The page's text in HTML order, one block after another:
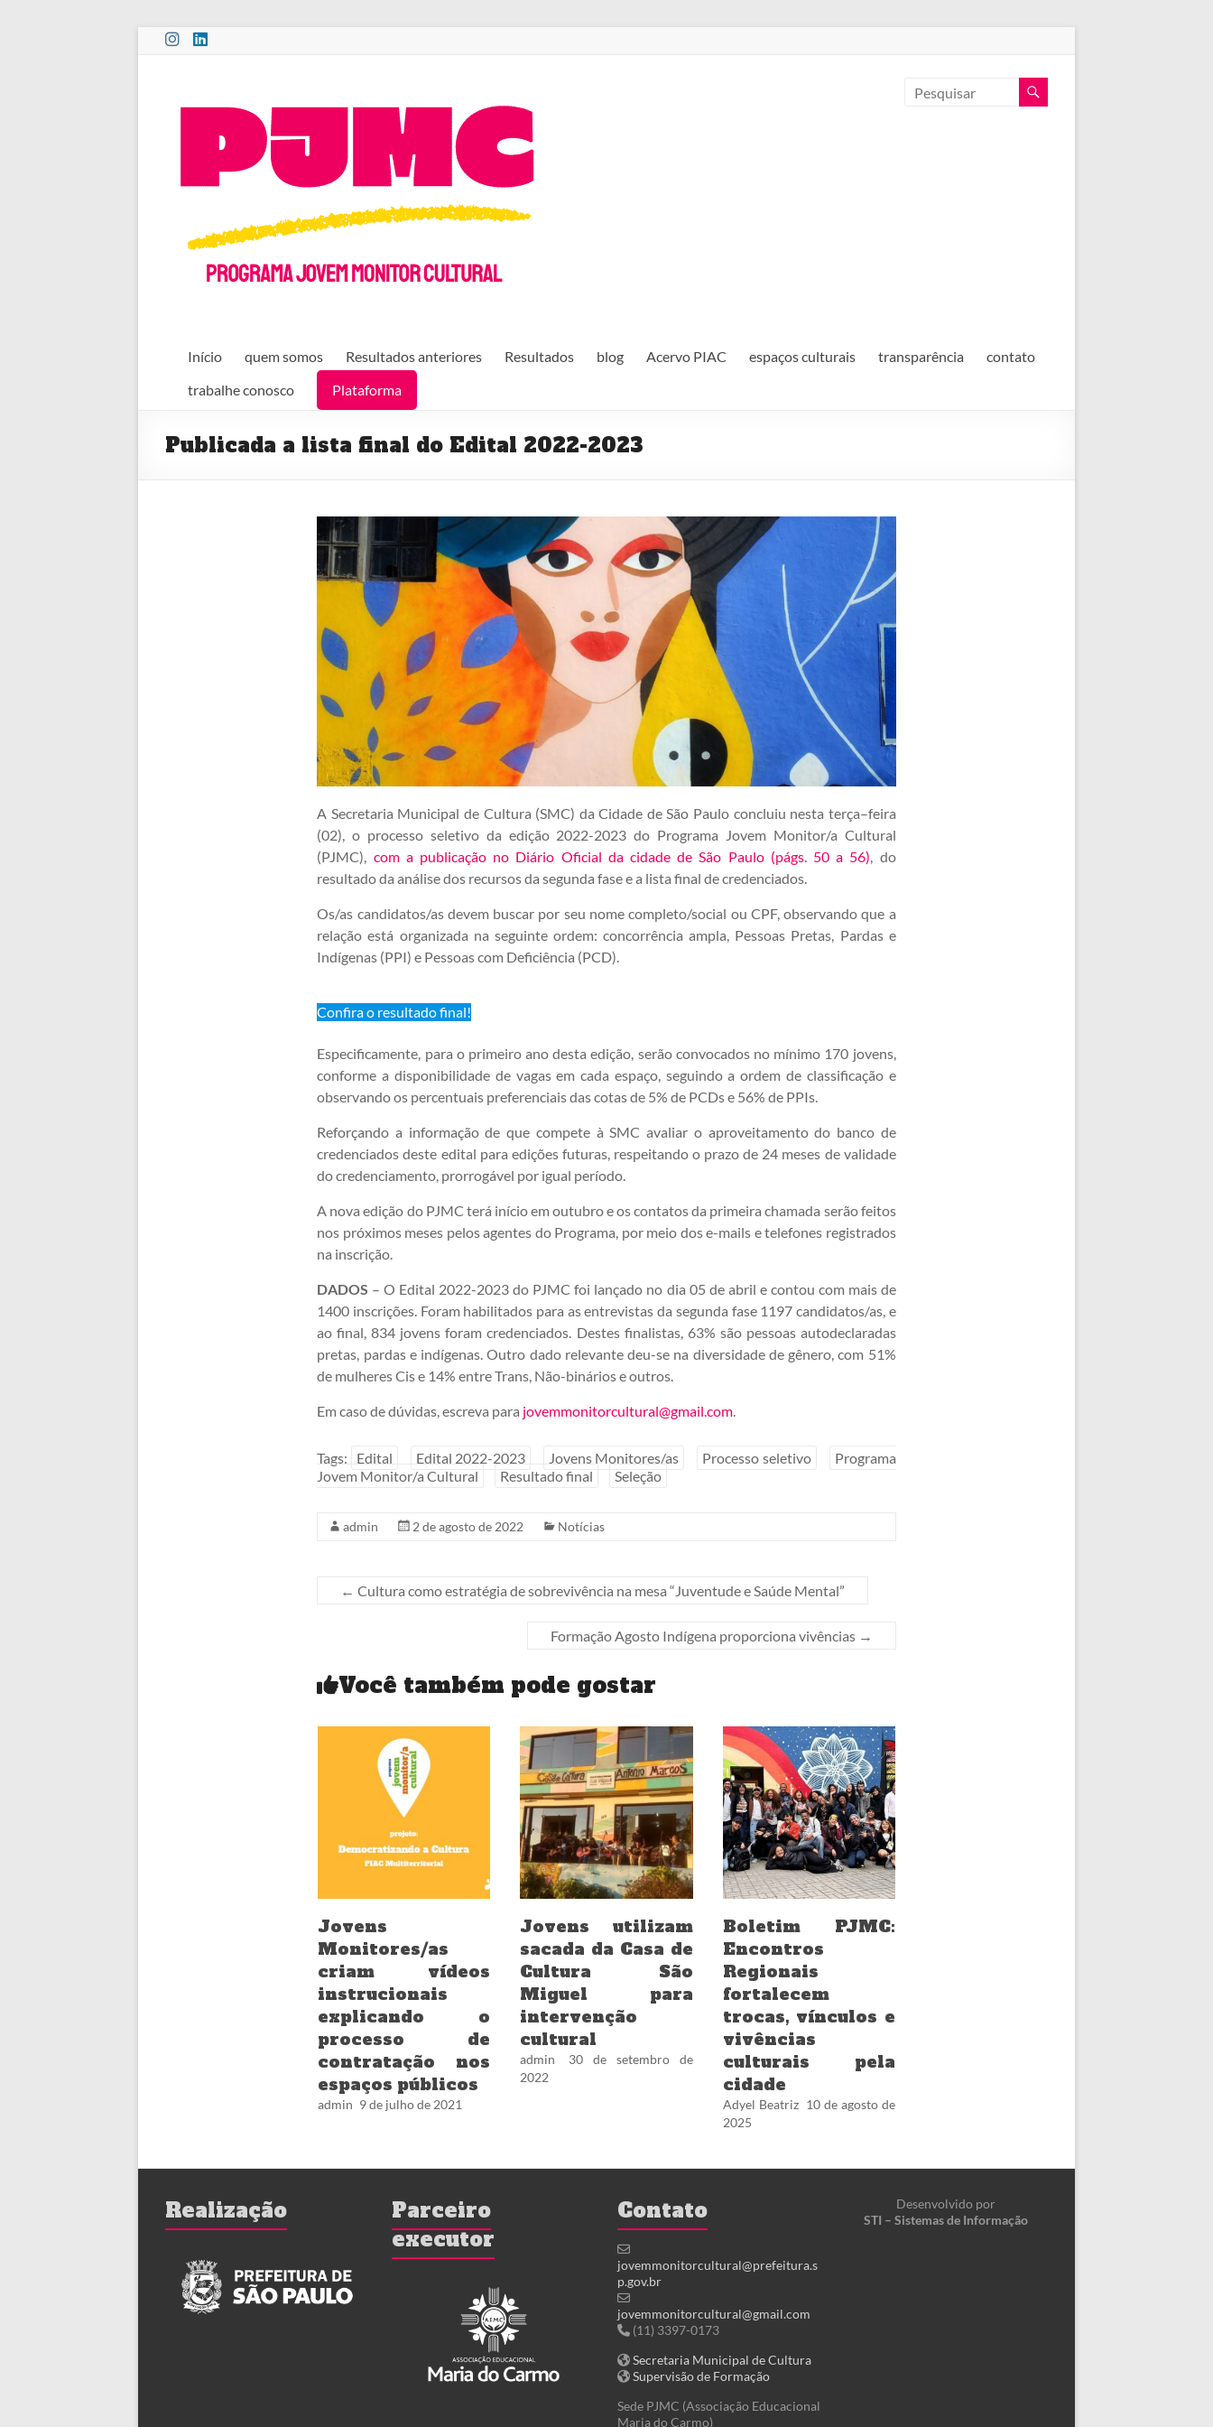
Pular
JOVEM
MONITOR
CULTURAL
Início quem somos Resultados anteriores Resultados blog Acervo PIAC espaços culturais transparência
contato
trabalhe conosco
Plataforma
Publicada a lista final do Edital 2022-2023
A Secretaria Municipal de Cultura (SMC) da Cidade de São Paulo concluiu nesta terça–feira
(02), o processo seletivo da edição 2022-2023 do Programa Jovem Monitor/a Cultural
(PJMC), com a publicação no Diário Oficial da cidade de São Paulo (págs. 50 a 56), do
resultado da análise dos recursos da segunda fase e a lista final de credenciados.
Os/as candidatos/as devem buscar por seu nome completo/social ou CPF, observando que a
relação está organizada na seguinte ordem: concorrência ampla, Pessoas Pretas, Pardas e
Indígenas (PPI) e Pessoas com Deficiência (PCD).
Confira o resultado final!
Especificamente, para o primeiro ano desta edição, serão convocados no mínimo 170 jovens,
conforme a disponibilidade de vagas em cada espaço, seguindo a ordem de classificação e
observando os percentuais preferenciais das cotas de 5% de PCDs e 56% de PPIs.
Reforçando a informação de que compete à SMC avaliar o aproveitamento do banco de
credenciados deste edital para edições futuras, respeitando o prazo de 24 meses de validade
do credenciamento, prorrogável por igual período.
A nova edição do PJMC terá início em outubro e os contatos da primeira chamada serão feitos
nos próximos meses pelos agentes do Programa, por meio dos e-mails e telefones registrados
na inscrição.
DADOS – O Edital 2022-2023 do PJMC foi lançado no dia 05 de abril e contou com mais de
1400 inscrições. Foram habilitados para as entrevistas da segunda fase 1197 candidatos/as, e
ao final, 834 jovens foram credenciados. Destes finalistas, 63% são pessoas autodeclaradas
pretas, pardas e indígenas. Outro dado relevante deu-se na diversidade de gênero, com 51%
de mulheres Cis e 14% entre Trans, Não-binários e outros.
Em caso de dúvidas, escreva para jovemmonitorcultural@gmail.com.
Tags: Edital Edital 2022-2023 Jovens Monitores/as Processo seletivo
Programa
Jovem Monitor/a Cultural
Resultado final Seleção
admin 2 de agosto de 2022 Notícias
← Cultura como estratégia de sobrevivência na mesa “Juventude e Saúde Mental”
Formação Agosto Indígena proporciona vivências →
Você também pode gostar
Jovens
Monitores/as
criam vídeos
instrucionais
explicando o
processo de
contratação nos
espaços públicos
admin 9 de julho de 2021
Jovens utilizam
sacada da Casa de
Cultura São
Miguel para
intervenção
cultural
admin
30 de setembro de
2022
Boletim PJMC:
Encontros
Regionais
fortalecem
trocas, vínculos e
vivências
culturais pela
cidade
Adyel Beatriz 10 de agosto de
2025
Realização
Parceiro
executor
Contato
jovemmonitorcultural@prefeitura.s
p.gov.br
jovemmonitorcultural@gmail.com
(11) 3397-0173
Secretaria Municipal de Cultura
Supervisão de Formação
Sede PJMC (Associação Educacional
Maria do Carmo)
Desenvolvido por
STI – Sistemas de Informação